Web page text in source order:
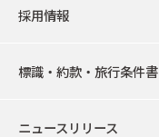
採用情報
標識・約款・旅行条件書
ニュースリリース